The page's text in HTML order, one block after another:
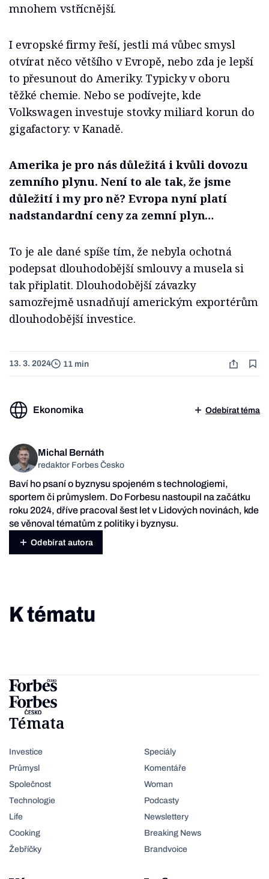
mnohem vstřícnější.
I evropské firmy řeší, jestli má vůbec smysl
otvírat něco většího v Evropě, nebo zda je lepší
to přesunout do Ameriky. Typicky v oboru
těžké chemie. Nebo se podívejte, kde
Volkswagen investuje stovky miliard korun do
gigafactory: v Kanadě.
Amerika je pro nás důležitá i kvůli dovozu
zemního plynu. Není to ale tak, že jsme
důležití i my pro ně? Evropa nyní platí
nadstandardní ceny za zemní plyn…
To je ale dané spíše tím, že nebyla ochotná
podepsat dlouhodobější smlouvy a musela si
tak připlatit. Dlouhodobější závazky
samozřejmě usnadňují americkým exportérům
dlouhodobější investice.
13. 3. 2024 11 min
Ekonomika Odebírat téma
Michal Bernáth
redaktor Forbes Česko
Baví ho psaní o byznysu spojeném s technologiemi,
sportem či průmyslem. Do Forbesu nastoupil na začátku
roku 2024, dříve pracoval šest let v Lidových novinách, kde
se věnoval tématům z politiky i byznysu.
Odebírat autora
K tématu
Témata
Investice
Průmysl
Společnost
Technologie
Life
Cooking
Žebříčky
Speciály
Komentáře
Woman
Podcasty
Newslettery
Breaking News
Brandvoice